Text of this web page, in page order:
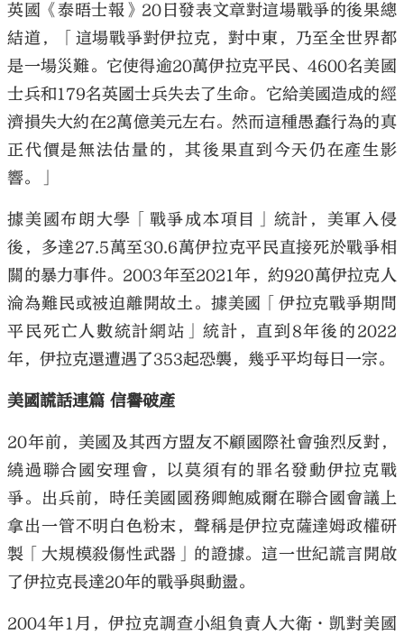
英國《泰晤士報》20日發表文章對這場戰爭的後果總
結道，「這場戰爭對伊拉克，對中東，乃至全世界都
是一場災難。它使得逾20萬伊拉克平民、4600名美國
士兵和179名英國士兵失去了生命。它給美國造成的經
濟損失大約在2萬億美元左右。然而這種愚蠢行為的真
正代價是無法估量的，其後果直到今天仍在產生影
響。」
據美國布朗大學「戰爭成本項目」統計，美軍入侵
後，多達27.5萬至30.6萬伊拉克平民直接死於戰爭相
關的暴力事件。2003年至2021年，約920萬伊拉克人
淪為難民或被迫離開故土。據美國「伊拉克戰爭期間
平民死亡人數統計網站」統計，直到8年後的2022
年，伊拉克還遭遇了353起恐襲，幾乎平均每日一宗。
美國謊話連篇 信譽破產
20年前，美國及其西方盟友不顧國際社會強烈反對，
繞過聯合國安理會，以莫須有的罪名發動伊拉克戰
爭。出兵前，時任美國國務卿鮑威爾在聯合國會議上
拿出一管不明白色粉末，聲稱是伊拉克薩達姆政權研
製「大規模殺傷性武器」的證據。這一世紀謊言開啟
了伊拉克長達20年的戰爭與動盪。
2004年1月，伊拉克調查小組負責人大衛·凱對美國